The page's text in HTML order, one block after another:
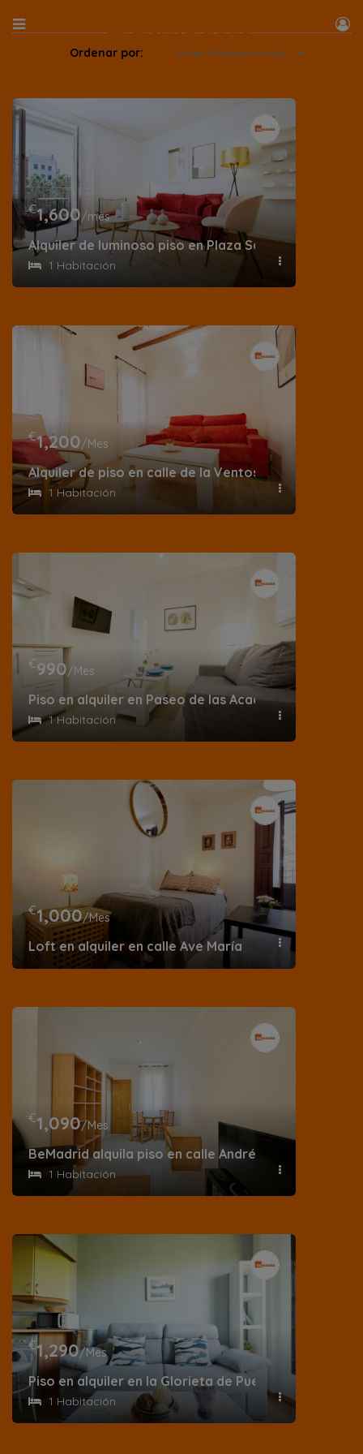
Ordenar por: Orden Predeterminado
€1,600/mes
Alquiler de luminoso piso en Plaza Santa Ana
1 Habitación
€1,200/Mes
Alquiler de piso en calle de la Ventosa
1 Habitación
€990/Mes
Piso en alquiler en Paseo de las Acacias – Lavapiés
1 Habitación
€1,000/Mes
Loft en alquiler en calle Ave María
€1,090/Mes
BeMadrid alquila piso en calle Andrés Mellado
1 Habitación
€1,290/Mes
Piso en alquiler en la Glorieta de Puerta de Toledo
1 Habitación